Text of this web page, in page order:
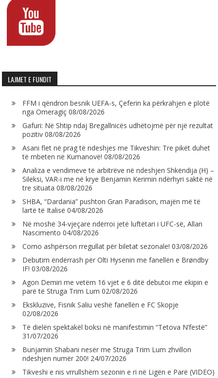
LAJMET E FUNDIT
FFM i qëndron besnik UEFA-s, Çeferin ka përkrahjen e plotë
nga Omeragiç 08/08/2026
Gafuri: Në Shtip ndaj Bregallnicës udhëtojmë për një rezultat
pozitiv 08/08/2026
Asani flet në prag të ndeshjes me Tikveshin: Tre pikët duhet
të mbeten në Kumanovë! 08/08/2026
Analiza e vendimeve të arbitrëve në ndeshjen Shkëndija (H) –
Sileksi, VAR-i me në krye Benjamin Kerimin ndërhyri saktë në
tre situata 08/08/2026
SHBA, “Dardania” pushton Gran Paradison, majën më të
lartë të Italisë 04/08/2026
Në moshë 34-vjeçare ndërroi jetë luftëtari i UFC-së, Allan
Nascimento 04/08/2026
Como ashpërson rregullat për biletat sezonale! 03/08/2026
Debutim ëndërrash për Olti Hysenin me fanellën e Brøndby
IF! 03/08/2026
Agon Demiri me vetëm 16 vjet e 6 ditë debutoi me ekipin e
parë të Struga Trim Lum 02/08/2026
Ekskluzive, Fisnik Saliu veshë fanellën e FC Skopje
02/08/2026
Të dielën spektakël boksi në manifestimin “Tetova N’festë”
31/07/2026
Bunjamin Shabani nesër me Struga Trim Lum zhvillon
ndeshjen numër 200! 24/07/2026
Tikveshi e nis vrrullshëm sezonin e ri në Ligën e Parë (VIDEO)